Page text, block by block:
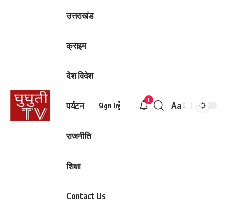
उत्तराखंड
क्राइम
देश विदेश
पर्यटन
राजनीति
शिक्षा
Contact Us
Sign In
1
Font
Aa